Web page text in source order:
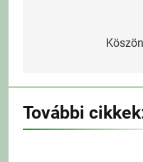
navigáció
További